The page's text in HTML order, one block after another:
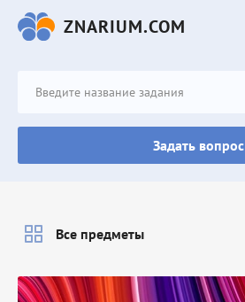
ZNARIUM.COM
Задать вопрос
Все предметы